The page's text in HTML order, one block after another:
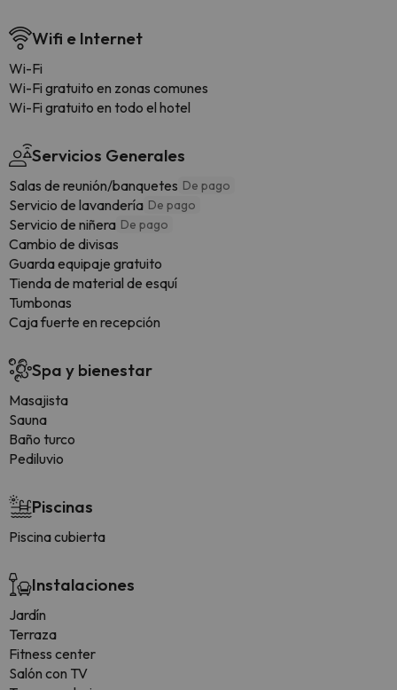
Wifi e Internet
Wi-Fi
Wi-Fi gratuito en zonas comunes
Wi-Fi gratuito en todo el hotel
Servicios Generales
Salas de reunión/banquetes De pago
Servicio de lavandería De pago
Servicio de niñera De pago
Cambio de divisas
Guarda equipaje gratuito
Tienda de material de esquí
Tumbonas
Caja fuerte en recepción
Spa y bienestar
Masajista
Sauna
Baño turco
Pediluvio
Piscinas
Piscina cubierta
Instalaciones
Jardín
Terraza
Fitness center
Salón con TV